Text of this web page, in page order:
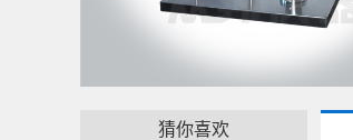
猜你喜欢